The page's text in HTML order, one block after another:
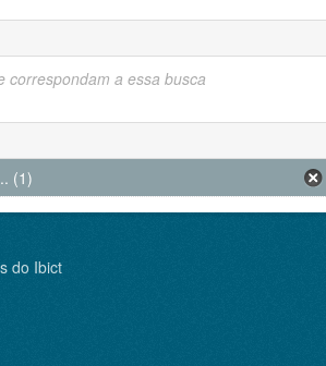
correspondam a essa busca
(1)
do Ibict